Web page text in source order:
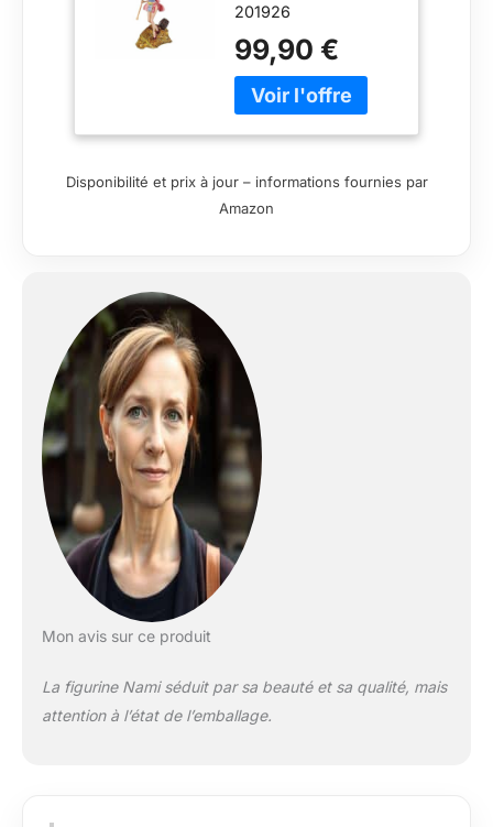
Diorama WT100
3/3 FiguartsZero
28 cm
201926
99,90 €
Disponibilité et prix à jour – informations fournies par
Amazon
Mon avis sur ce produit
La figurine Nami séduit par sa beauté et sa qualité, mais
attention à l’état de l’emballage.